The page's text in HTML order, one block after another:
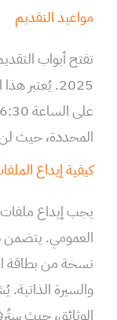
مواعيد التقديم
2025.
المحددة، حيث
كيفية إيداع
يجب إيداع ملفات
العمومي. يتضمن
نسخة من بطاقة
والسيرة
الوثائق، حيث